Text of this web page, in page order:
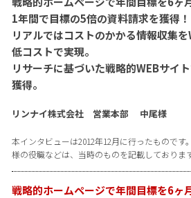
1年間で目標の5倍の資料請求を獲得！
リアルではコストのかかる情報収集
低コストで実現。
リサーチに基づいた戦略的WEBサイ
獲得。
リンナイ株式会社 営業本部 中尾様
本インタビューは2012年12月に行ったものです
様の役職などは、当時のものを記載しておりま
戦略的ホームページで年間目標を6ヶ